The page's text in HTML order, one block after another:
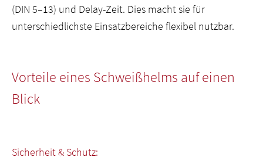
(DIN 5–13) und Delay-Zeit. Dies macht sie für
unterschiedlichste Einsatzbereiche flexibel nutzbar.
Vorteile eines Schweißhelms auf einen
Blick
Sicherheit & Schutz: